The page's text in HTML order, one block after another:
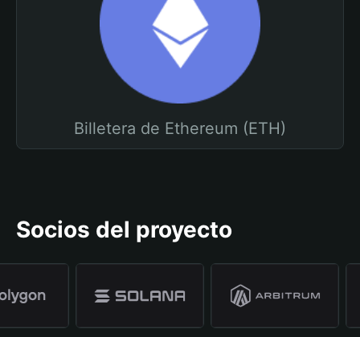
Billetera de Ethereum (ETH)
Socios del proyecto